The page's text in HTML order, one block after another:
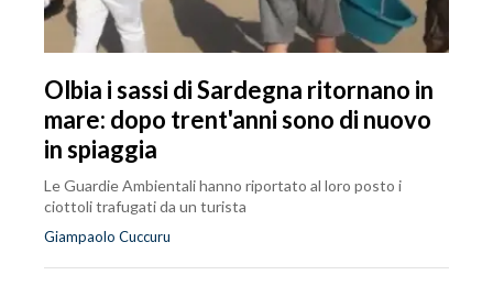
Olbia i sassi di Sardegna ritornano in
mare: dopo trent'anni sono di nuovo
in spiaggia
Le Guardie Ambientali hanno riportato al loro posto i
ciottoli trafugati da un turista
Giampaolo Cuccuru